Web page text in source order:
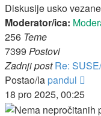
Diskusije usko
Moderator/ica:
256 Teme
7399 Postovi
Zadnji post Re:
Postao/la pandul
18 pro 2025, 00:25